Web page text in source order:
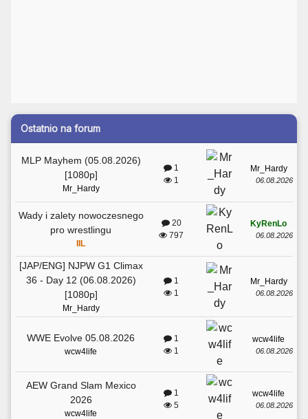
Ostatnio na forum
MLP Mayhem (05.08.2026)
[1080p]
Mr_Hardy
1
1
Mr_Hardy
06.08.2026
Wady i zalety nowoczesnego
pro wrestlingu
IIL
20
797
KyRenLo
06.08.2026
[JAP/ENG] NJPW G1 Climax
36 - Day 12 (06.08.2026)
[1080p]
Mr_Hardy
1
1
Mr_Hardy
06.08.2026
WWE Evolve 05.08.2026
wcw4life
1
1
wcw4life
06.08.2026
AEW Grand Slam Mexico
2026
wcw4life
1
5
wcw4life
06.08.2026